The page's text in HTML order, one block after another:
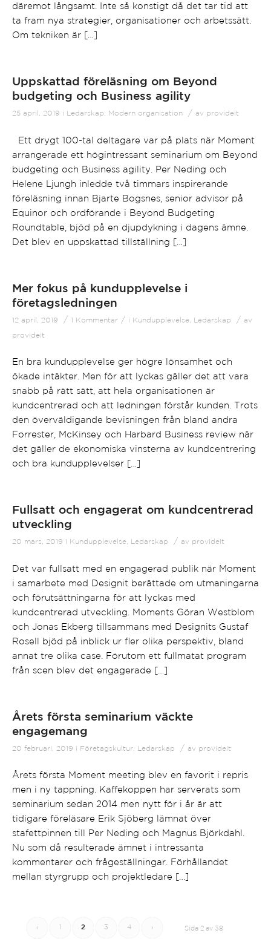
däremot långsamt. Inte så konstigt då det tar tid att
ta fram nya strategier, organisationer och arbetssätt.
Om tekniken är […]
Uppskattad föreläsning om Beyond
budgeting och Business agility
25 april, 2019 i Ledarskap Modern organisation / av provideit
Ett drygt 100-tal deltagare var på plats när Moment
arrangerade ett högintressant seminarium om Beyond
budgeting och Business agility. Per Neding och
Helene Ljungh inledde två timmars inspirerande
föreläsning innan Bjarte Bogsnes, senior advisor på
Equinor och ordförande i Beyond Budgeting
Roundtable, bjöd på en djupdykning i dagens ämne.
Det blev en uppskattad tillställning […]
Mer fokus på kundupplevelse i
företagsledningen
12 april, 2019 / 1 Kommentar / i Kundupplevelse Ledarskap / av
provideit
En bra kundupplevelse ger högre lönsamhet och
ökade intäkter. Men för att lyckas gäller det att vara
snabb på rätt sätt, att hela organisationen är
kundcentrerad och att ledningen förstår kunden. Trots
den överväldigande bevisningen från bland andra
Forrester, McKinsey och Harbard Business review när
det gäller de ekonomiska vinsterna av kundcentrering
och bra kundupplevelser […]
Fullsatt och engagerat om kundcentrerad
utveckling
20 mars, 2019 i Kundupplevelse Ledarskap / av provideit
Det var fullsatt med en engagerad publik när Moment
i samarbete med Designit berättade om utmaningarna
och förutsättningarna för att lyckas med
kundcentrerad utveckling. Moments Göran Westblom
och Jonas Ekberg tillsammans med Designits Gustaf
Rosell bjöd på inblick ur fler olika perspektiv, bland
annat tre olika case. Förutom ett fullmatat program
från scen blev det engagerade […]
Årets första seminarium väckte
engagemang
20 februari, 2019 i Företagskultur Ledarskap / av provideit
Årets första Moment meeting blev en favorit i repris
men i ny tappning. Kaffekoppen har serverats som
seminarium sedan 2014 men nytt för i år är att
tidigare föreläsare Erik Sjöberg lämnat över
stafettpinnen till Per Neding och Magnus Björkdahl.
Nu som då resulterade ämnet i intressanta
kommentarer och frågeställningar. Förhållandet
mellan styrgrupp och projektledare […]
Sida 2 av 38
‹ 2 3 4 ›